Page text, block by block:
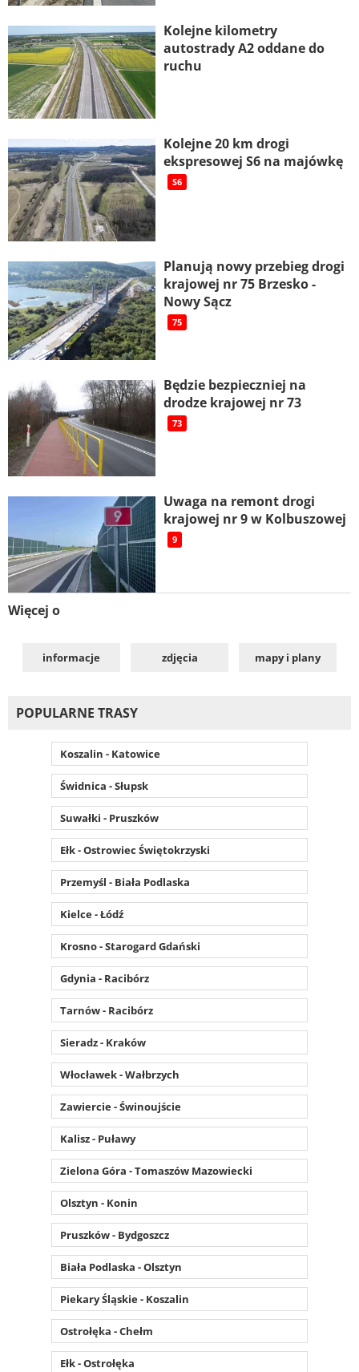
Kolejne kilometry
autostrady A2 oddane do
ruchu
Kolejne 20 km drogi
ekspresowej S6 na majówkę
S6
Planują nowy przebieg drogi
krajowej nr 75 Brzesko -
Nowy Sącz
75
Będzie bezpieczniej na
drodze krajowej nr 73
73
Uwaga na remont drogi
krajowej nr 9 w Kolbuszowej
9
Więcej o
informacje zdjęcia mapy i plany
POPULARNE TRASY
Koszalin - Katowice
Świdnica - Słupsk
Suwałki - Pruszków
Ełk - Ostrowiec Świętokrzyski
Przemyśl - Biała Podlaska
Kielce - Łódź
Krosno - Starogard Gdański
Gdynia - Racibórz
Tarnów - Racibórz
Sieradz - Kraków
Włocławek - Wałbrzych
Zawiercie - Świnoujście
Kalisz - Puławy
Zielona Góra - Tomaszów Mazowiecki
Olsztyn - Konin
Pruszków - Bydgoszcz
Biała Podlaska - Olsztyn
Piekary Śląskie - Koszalin
Ostrołęka - Chełm
Ełk - Ostrołęka